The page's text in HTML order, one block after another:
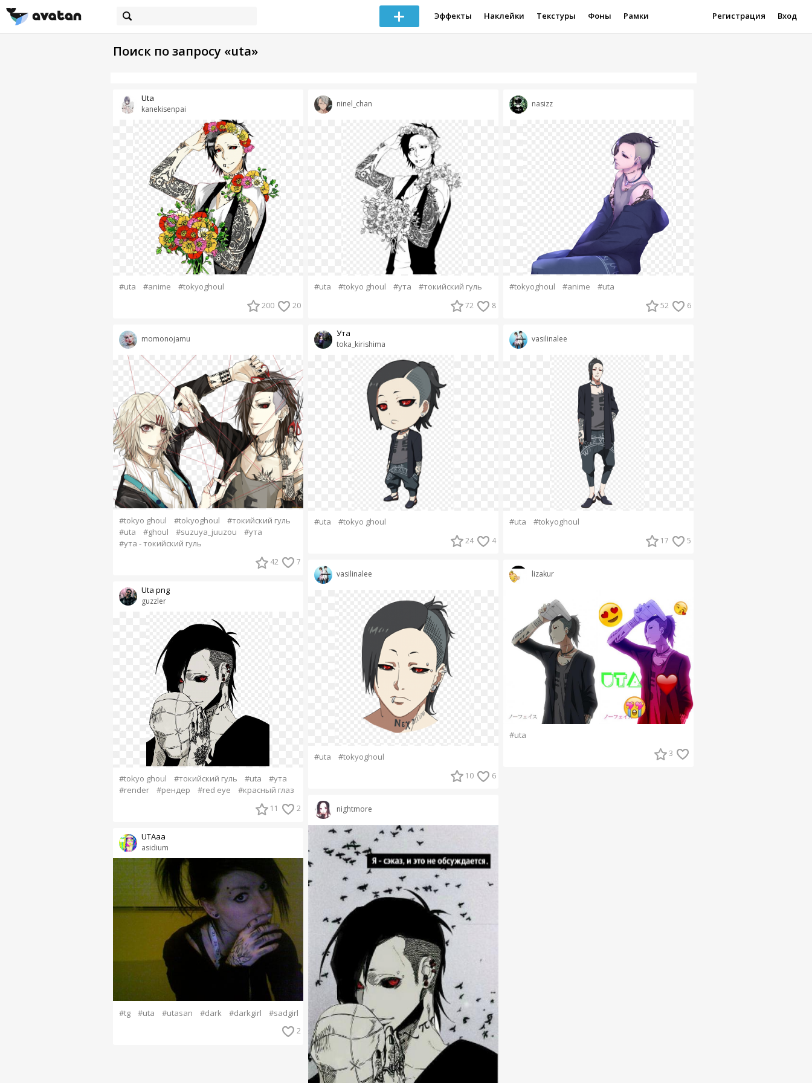
Эффекты Наклейки Текстуры Фоны Рамки Регистрация Вход
Поиск по запросу «uta»
kanekisenpai
Uta
#uta #anime #tokyoghoul
200 20
momonojamu
#tokyo ghoul #tokyoghoul
#токийский гуль
#uta
#ghoul #suzuya_juuzou
#ута
#ута - токийский гуль
42 7
guzzler
Uta png
#tokyo ghoul #токийский гуль #uta
#ута
#render
#рендер #red eye #красный глаз
11 2
asidium
UTAaa
#tg #uta #utasan #dark #darkgirl #sadgirl
2
ninel_chan
#uta #tokyo ghoul #ута #токийский гуль
72 8
toka_kirishima
Ута
#uta #tokyo ghoul
24 4
vasilinalee
#uta #tokyoghoul
10 6
nightmore
nasizz
#tokyoghoul #anime #uta
52 6
vasilinalee
#uta #tokyoghoul
17 5
lizakur
#uta
3